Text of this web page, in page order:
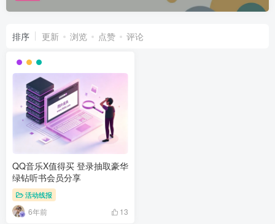
排序 更新 浏览 点赞 评论
QQ音乐X值得买 登录抽取豪华
绿钻听书会员分享
活动线报
6年前 13